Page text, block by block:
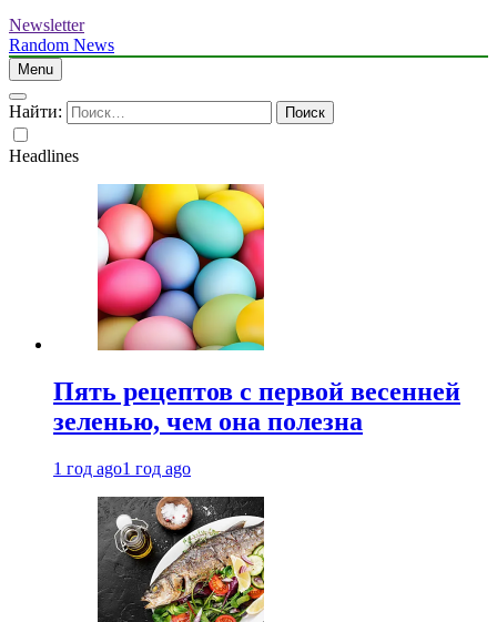
Newsletter
Random News
Menu
Найти:
Headlines
Пять рецептов с первой весенней
зеленью, чем она полезна
1 год ago1 год ago